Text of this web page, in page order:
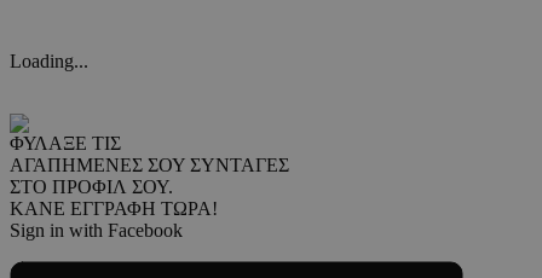
Loading...
ΦΥΛΑΞΕ ΤΙΣ
ΑΓΑΠΗΜΕΝΕΣ ΣΟΥ ΣΥΝΤΑΓΕΣ
ΣΤΟ ΠΡΟΦΙΛ ΣΟΥ.
ΚΑΝΕ ΕΓΓΡΑΦΗ ΤΩΡΑ!
Sign in with Facebook